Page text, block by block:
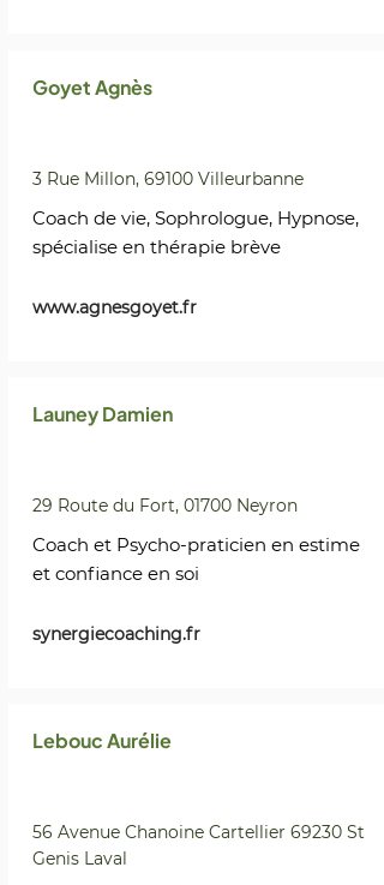
Goyet Agnès
3 Rue Millon, 69100 Villeurbanne
Coach de vie, Sophrologue, Hypnose,
spécialise en thérapie brève
www.agnesgoyet.fr
Launey Damien
29 Route du Fort, 01700 Neyron
Coach et Psycho-praticien en estime
et confiance en soi
synergiecoaching.fr
Lebouc Aurélie
56 Avenue Chanoine Cartellier 69230 St
Genis Laval